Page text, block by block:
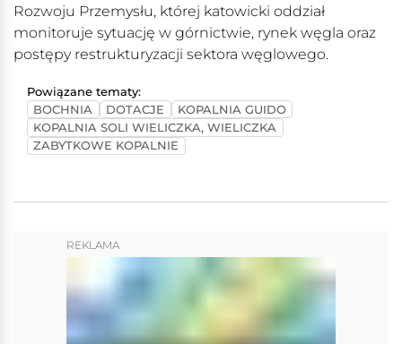
Rozwoju Przemysłu, której katowicki oddział
monitoruje sytuację w górnictwie, rynek węgla oraz
postępy restrukturyzacji sektora węglowego.
Powiązane tematy:
BOCHNIA
DOTACJE
KOPALNIA GUIDO
KOPALNIA SOLI WIELICZKA, WIELICZKA
ZABYTKOWE KOPALNIE
REKLAMA